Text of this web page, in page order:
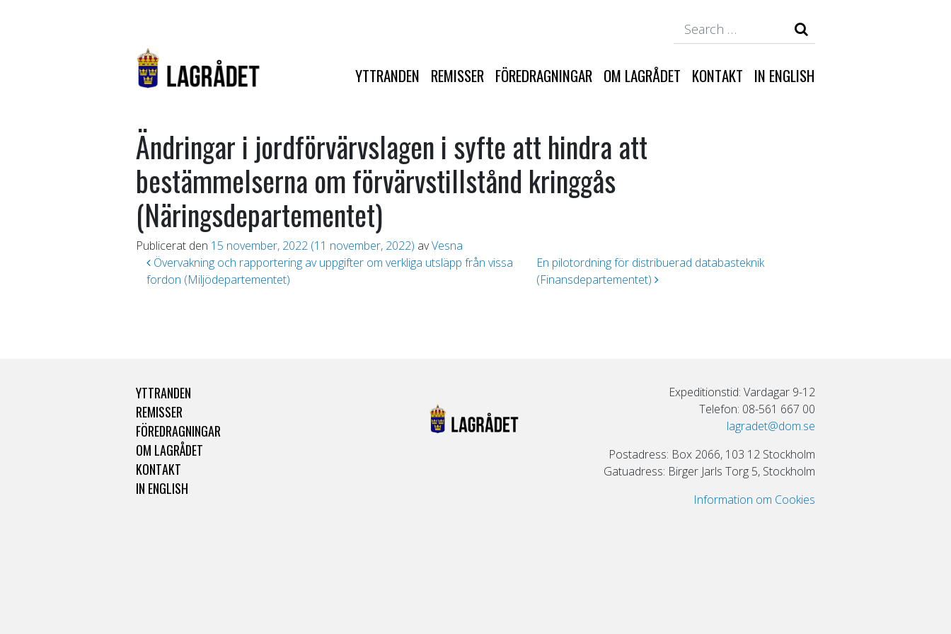
YTTRANDEN REMISSER FÖREDRAGNINGAR OM LAGRÅDET KONTAKT IN ENGLISH
Ändringar i jordförvärvslagen i syfte att hindra att
bestämmelserna om förvärvstillstånd kringgås
(Näringsdepartementet)
Publicerat den 15 november, 2022 (11 november, 2022) avVesna
Inläggsnavigering
Övervakning och rapportering av uppgifter om verkliga utsläpp från vissa
fordon (Miljödepartementet)
En pilotordning för distribuerad databasteknik
(Finansdepartementet)
YTTRANDEN
REMISSER
FÖREDRAGNINGAR
OM LAGRÅDET
KONTAKT
IN ENGLISH
Expeditionstid: Vardagar 9-12
Telefon: 08-561 667 00
lagradet@dom.se
Postadress: Box 2066, 103 12 Stockholm
Gatuadress: Birger Jarls Torg 5, Stockholm
Information om Cookies